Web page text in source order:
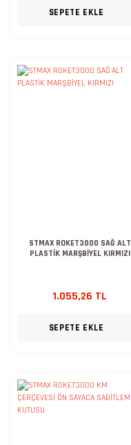
SEPETE EKLE
STMAX ROKET3000 SAĞ ALT
PLASTİK MARŞBİYEL KIRMIZI
1.055,26 TL
SEPETE EKLE